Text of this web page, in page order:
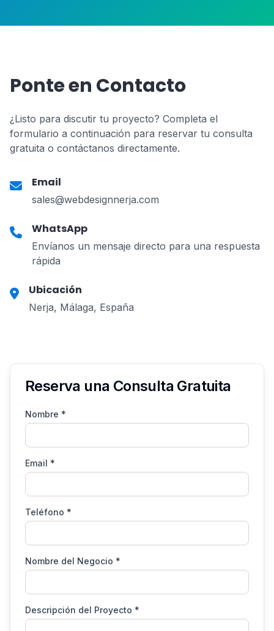
Ponte en Contacto
¿Listo para discutir tu proyecto? Completa el
formulario a continuación para reservar tu consulta
gratuita o contáctanos directamente.
Email
sales@webdesignnerja.com
WhatsApp
Envíanos un mensaje directo para una respuesta
rápida
Ubicación
Nerja, Málaga, España
Reserva una Consulta Gratuita
Nombre *
Email *
Teléfono *
Nombre del Negocio *
Descripción del Proyecto *